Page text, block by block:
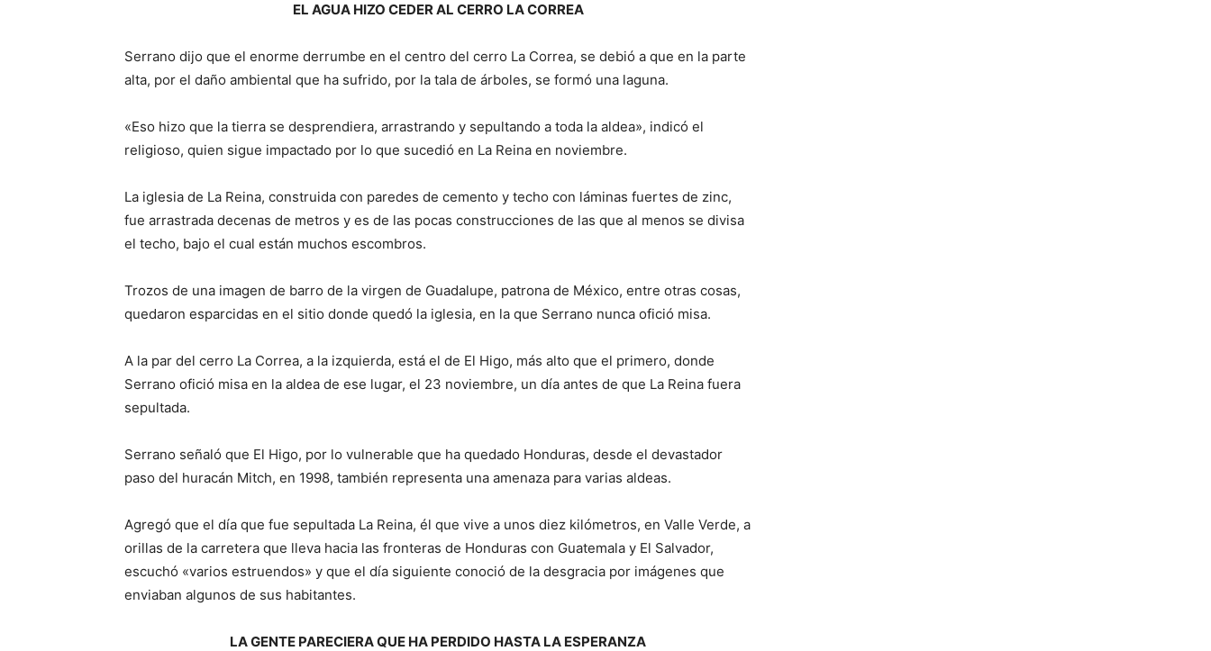
EL AGUA HIZO CEDER AL CERRO LA CORREA
Serrano dijo que el enorme derrumbe en el centro del cerro La Correa, se debió a que en la parte
alta, por el daño ambiental que ha sufrido, por la tala de árboles, se formó una laguna.
«Eso hizo que la tierra se desprendiera, arrastrando y sepultando a toda la aldea», indicó el
religioso, quien sigue impactado por lo que sucedió en La Reina en noviembre.
La iglesia de La Reina, construida con paredes de cemento y techo con láminas fuertes de zinc,
fue arrastrada decenas de metros y es de las pocas construcciones de las que al menos se divisa
el techo, bajo el cual están muchos escombros.
Trozos de una imagen de barro de la virgen de Guadalupe, patrona de México, entre otras cosas,
quedaron esparcidas en el sitio donde quedó la iglesia, en la que Serrano nunca ofició misa.
A la par del cerro La Correa, a la izquierda, está el de El Higo, más alto que el primero, donde
Serrano ofició misa en la aldea de ese lugar, el 23 noviembre, un día antes de que La Reina fuera
sepultada.
Serrano señaló que El Higo, por lo vulnerable que ha quedado Honduras, desde el devastador
paso del huracán Mitch, en 1998, también representa una amenaza para varias aldeas.
Agregó que el día que fue sepultada La Reina, él que vive a unos diez kilómetros, en Valle Verde, a
orillas de la carretera que lleva hacia las fronteras de Honduras con Guatemala y El Salvador,
escuchó «varios estruendos» y que el día siguiente conoció de la desgracia por imágenes que
enviaban algunos de sus habitantes.
LA GENTE PARECIERA QUE HA PERDIDO HASTA LA ESPERANZA